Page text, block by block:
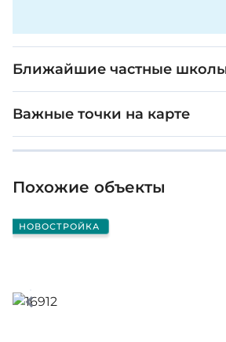
Ближайшие частные
Важные точки на карте
Похожие объекты
НОВОСТРОЙКА